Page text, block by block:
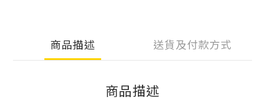
商品描述 送貨及付款方式
商品描述